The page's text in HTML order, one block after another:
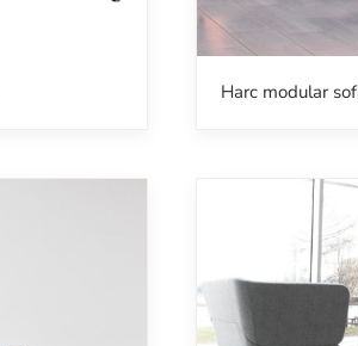
Harc modular